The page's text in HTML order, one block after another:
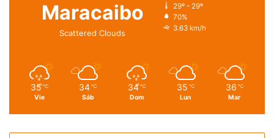
Maracaibo
Scattered Clouds
29º - 29º
70%
3.63 km/h
35 ℃
Vie
34 ℃
Sáb
34 ℃
Dom
35 ℃
Lun
36 ℃
Mar